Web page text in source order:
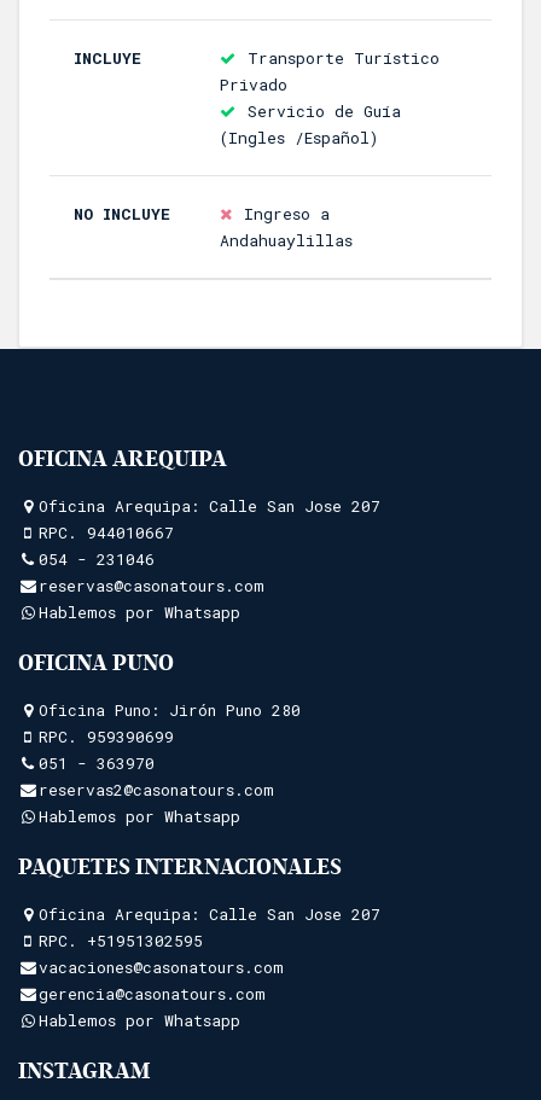
INCLUYE
Transporte Turístico
Privado
Servicio de Guía
(Ingles /Español)
NO INCLUYE
Ingreso a
Andahuaylillas
OFICINA AREQUIPA
Oficina Arequipa: Calle San Jose 207
RPC. 944010667
054 - 231046
reservas@casonatours.com
Hablemos por Whatsapp
OFICINA PUNO
Oficina Puno: Jirón Puno 280
RPC. 959390699
051 - 363970
reservas2@casonatours.com
Hablemos por Whatsapp
PAQUETES INTERNACIONALES
Oficina Arequipa: Calle San Jose 207
RPC. +51951302595
vacaciones@casonatours.com
gerencia@casonatours.com
Hablemos por Whatsapp
INSTAGRAM